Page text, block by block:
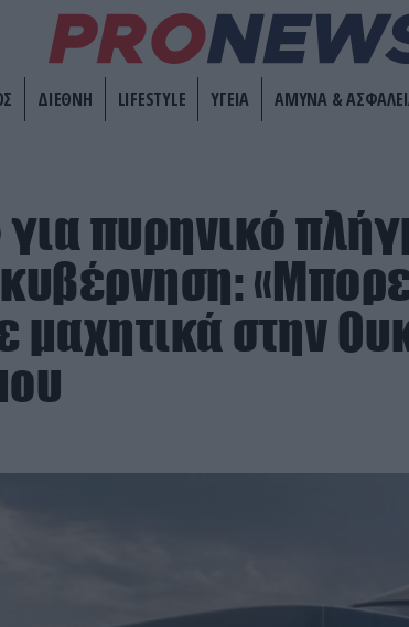
ΔΙΕΘΝΗ LIFESTYLE ΥΓΕΙΑ ΑΜΥΝΑ &
για πυρηνικό
μαχητικά στην